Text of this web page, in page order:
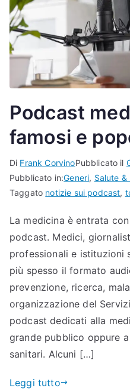
Podcast
famosi e
Di Frank CorvinoPubblicato il
Pubblicato in:Generi, Salute &
Taggato notizie sui podcast,
La medicina è entrata
podcast. Medici,
professionali e istituzioni
più spesso il formato
prevenzione, ricerca,
organizzazione del
podcast dedicati alla
grande pubblico oppure
sanitari. Alcuni […]
Leggi tutto